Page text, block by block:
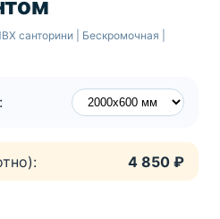
санторини | Беcкромочная |
4 850 ₽